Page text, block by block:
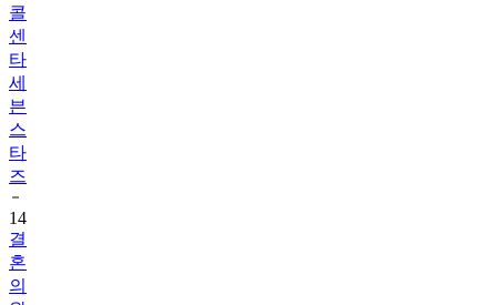
콜
센
타
세
븐
스
타
즈
14
결
혼
의